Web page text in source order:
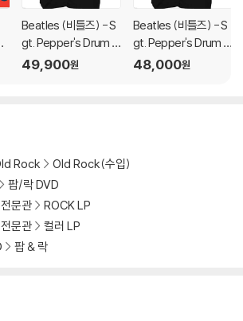
제작 공정시 앨범마다 색상 차이가 나는 경우도
정에서 다른 색상 염료가 섞여 얼룩과 번짐, 반점
영상이 없는 경우 반품/교환이 제한될 수 있습니
생 기기 모델명을 첨부하여 첨부하여 고객센터에
서 재킷에 손상이 발생할 가능성이 높고 재판매
Beatles (비틀즈) - S
gt. Pepper's Drum T
-Shirt - 2X Large Bla
49,900원
Beatles (비틀즈) - S
gt. Pepper's Drum T
-Shirt - XL Black
48,000원
Rock
Old Rock(수입)
팝/락 DVD
문관
ROCK LP
문관
컬러 LP
팝 & 락